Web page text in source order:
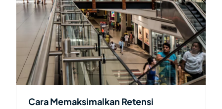
Cara Memaksimalkan Retensi